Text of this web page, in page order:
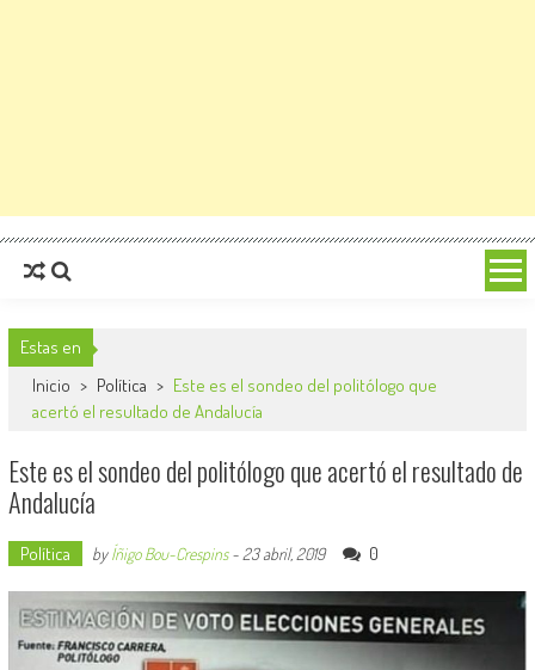
Estas en
Inicio > Política > Este es el sondeo del politólogo que
acertó el resultado de Andalucía
Este es el sondeo del politólogo que acertó el resultado de
Andalucía
Política byÍñigo Bou-Crespins- 23 abril, 2019 0